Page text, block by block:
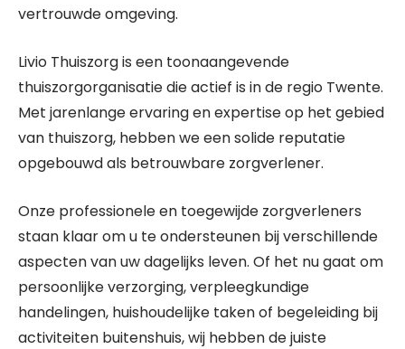
vertrouwde omgeving.
Livio Thuiszorg is een toonaangevende
thuiszorgorganisatie die actief is in de regio Twente.
Met jarenlange ervaring en expertise op het gebied
van thuiszorg, hebben we een solide reputatie
opgebouwd als betrouwbare zorgverlener.
Onze professionele en toegewijde zorgverleners
staan klaar om u te ondersteunen bij verschillende
aspecten van uw dagelijks leven. Of het nu gaat om
persoonlijke verzorging, verpleegkundige
handelingen, huishoudelijke taken of begeleiding bij
activiteiten buitenshuis, wij hebben de juiste